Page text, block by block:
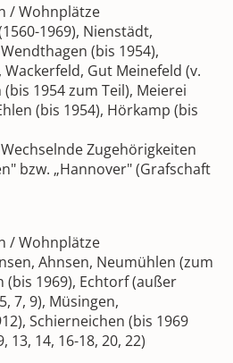
/ Wohnplätze
1969), Nienstädt,
(bis 1954),
Gut Meinefeld (v.
1954 zum Teil), Meierei
(bis 1954), Hörkamp (bis
Zugehörigkeiten
bzw. „Hannover" (Grafschaft
/ Wohnplätze
Ahnsen, Neumühlen (zum
(bis 1969), Echtorf (außer
7, 9), Müsingen,
Schierneichen (bis 1969
13, 14, 16-18, 20, 22)